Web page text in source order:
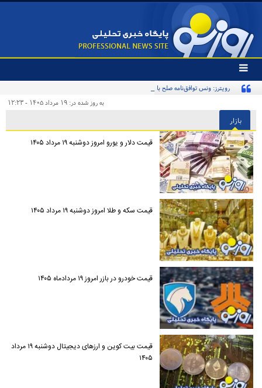
تغییر
وضعیت
منوی
ها
رویترز: ونس توافق‌نامه صلح با ایران را امضا خواهد کرد
به روز شده در: ۱۹ مرداد ۱۴۰۵ - ۱۲:۲۳
بازار
قیمت دلار و یورو امروز دوشنبه ۱۹ مرداد ۱۴۰۵
قیمت سکه و طلا امروز دوشنبه ۱۹ مرداد ۱۴۰۵
قیمت خودرو در بازر امروز ۱۹ مردادماه ۱۴۰۵
قیمت بیت کوین و ارز‌های دیجیتال دوشنبه ۱۹ مرداد
۱۴۰۵